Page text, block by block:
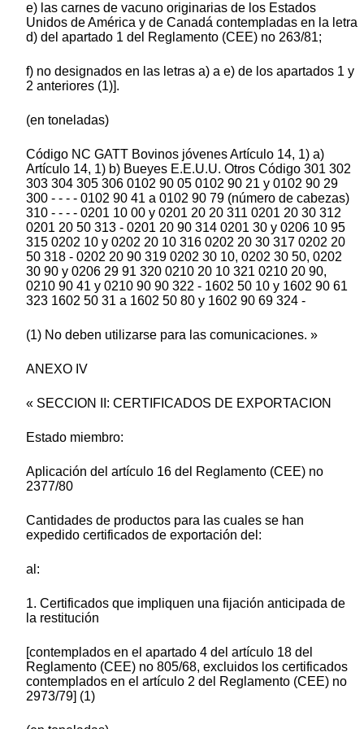
e) las carnes de vacuno originarias de los Estados
Unidos de América y de Canadá contempladas en la letra
d) del apartado 1 del Reglamento (CEE) no 263/81;
f) no designados en las letras a) a e) de los apartados 1 y
2 anteriores (1)].
(en toneladas)
Código NC GATT Bovinos jóvenes Artículo 14, 1) a)
Artículo 14, 1) b) Bueyes E.E.U.U. Otros Código 301 302
303 304 305 306 0102 90 05 0102 90 21 y 0102 90 29
300 - - - - 0102 90 41 a 0102 90 79 (número de cabezas)
310 - - - - 0201 10 00 y 0201 20 20 311 0201 20 30 312
0201 20 50 313 - 0201 20 90 314 0201 30 y 0206 10 95
315 0202 10 y 0202 20 10 316 0202 20 30 317 0202 20
50 318 - 0202 20 90 319 0202 30 10, 0202 30 50, 0202
30 90 y 0206 29 91 320 0210 20 10 321 0210 20 90,
0210 90 41 y 0210 90 90 322 - 1602 50 10 y 1602 90 61
323 1602 50 31 a 1602 50 80 y 1602 90 69 324 -
(1) No deben utilizarse para las comunicaciones. »
ANEXO IV
« SECCION II: CERTIFICADOS DE EXPORTACION
Estado miembro:
Aplicación del artículo 16 del Reglamento (CEE) no
2377/80
Cantidades de productos para las cuales se han
expedido certificados de exportación del:
al:
1. Certificados que impliquen una fijación anticipada de
la restitución
[contemplados en el apartado 4 del artículo 18 del
Reglamento (CEE) no 805/68, excluidos los certificados
contemplados en el artículo 2 del Reglamento (CEE) no
2973/79] (1)